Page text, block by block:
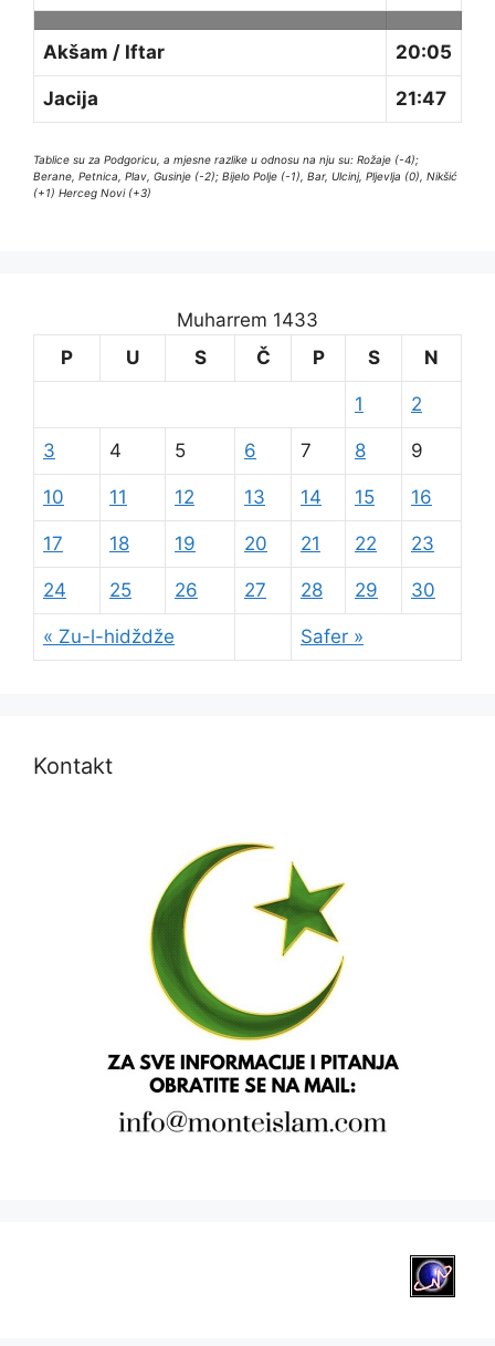
Akšam / Iftar 20:05
Jacija 21:47
Tablice su za Podgoricu, a mjesne razlike u odnosu na nju su: Rožaje (-4);
Berane, Petnica, Plav, Gusinje (-2); Bijelo Polje (-1), Bar, Ulcinj, Pljevlja (0), Nikšić
(+1) Herceg Novi (+3)
Muharrem 1433
P
U S Č P S N
« Zu-l-hidždže Safer »
1 2
3 4 5 6 7 8 9
10 11 12 13 14 15 16
17 18 19 20 21 22 23
24 25 26 27 28 29 30
Kontakt